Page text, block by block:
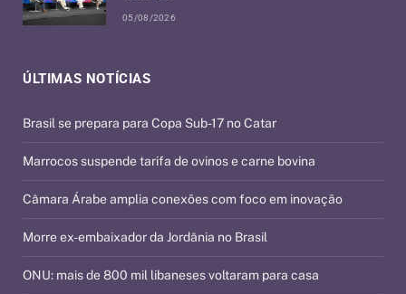
ÚLTIMAS NOTÍCIAS
Brasil se prepara para Copa Sub-17 no Catar
Marrocos suspende tarifa de ovinos e carne bovina
Câmara Árabe amplia conexões com foco em inovação
Morre ex-embaixador da Jordânia no Brasil
ONU: mais de 800 mil libaneses voltaram para casa
05/08/2026